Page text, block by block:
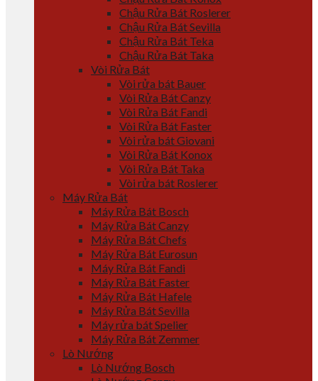
Chậu Rửa Bát Roslerer
Chậu Rửa Bát Sevilla
Chậu Rửa Bát Teka
Chậu Rửa Bát Taka
Vòi Rửa Bát
Vòi rửa bát Bauer
Vòi Rửa Bát Canzy
Vòi Rửa Bát Fandi
Vòi Rửa Bát Faster
Vòi rửa bát Giovani
Vòi Rửa Bát Konox
Vòi Rửa Bát Taka
Vòi rửa bát Roslerer
Máy Rửa Bát
Máy Rửa Bát Bosch
Máy Rửa Bát Canzy
Máy Rửa Bát Chefs
Máy Rửa Bát Eurosun
Máy Rửa Bát Fandi
Máy Rửa Bát Faster
Máy Rửa Bát Hafele
Máy Rửa Bát Sevilla
Máy rửa bát Spelier
Máy Rửa Bát Zemmer
Lò Nướng
Lò Nướng Bosch